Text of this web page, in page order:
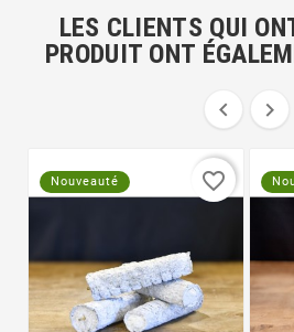
LES CLIENTS QUI
PRODUIT ONT
 
Nouveauté favorite_border